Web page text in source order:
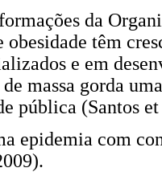
da
obesidade têm
e em
massa gorda
pública (Santos
epidemia com